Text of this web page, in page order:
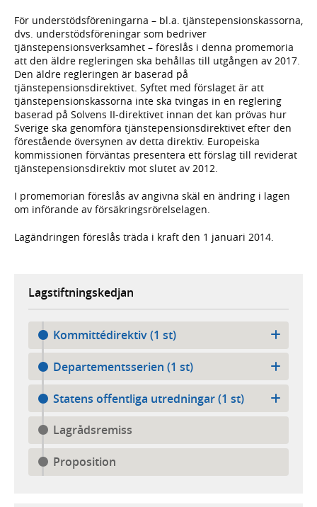
För understödsföreningarna – bl.a. tjänstepensionskassorna,
dvs. understödsföreningar som bedriver
tjänstepensionsverksamhet – föreslås i denna promemoria
att den äldre regleringen ska behållas till utgången av 2017.
Den äldre regleringen är baserad på
tjänstepensionsdirektivet. Syftet med förslaget är att
tjänstepensionskassorna inte ska tvingas in en reglering
baserad på Solvens II-direktivet innan det kan prövas hur
Sverige ska genomföra tjänstepensionsdirektivet efter den
förestående översynen av detta direktiv. Europeiska
kommissionen förväntas presentera ett förslag till reviderat
tjänstepensionsdirektiv mot slutet av 2012.
I promemorian föreslås av angivna skäl en ändring i lagen
om införande av försäkringsrörelselagen.
Lagändringen föreslås träda i kraft den 1 januari 2014.
Lagstiftningskedjan
Kommittédirektiv (1 st)
Departementsserien (1 st)
Statens offentliga utredningar (1 st)
Lagrådsremiss
Proposition